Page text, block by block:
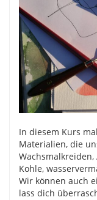
In diesem Kurs
Materialien, die
Kohle,
Wir können auch
lass dich